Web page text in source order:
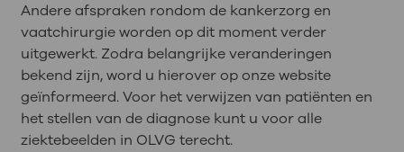
Andere afspraken rondom de kankerzorg en
vaatchirurgie worden op dit moment verder
uitgewerkt. Zodra belangrijke veranderingen
bekend zijn, word u hierover op onze website
geïnformeerd. Voor het verwijzen van patiënten en
het stellen van de diagnose kunt u voor alle
ziektebeelden in OLVG terecht.